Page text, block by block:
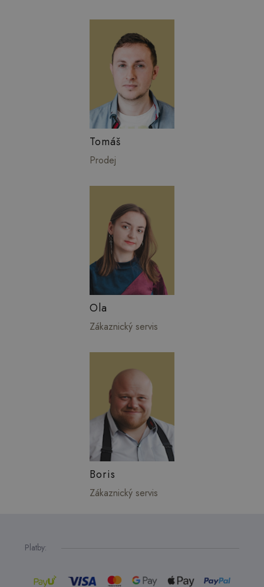
Tomáš
Prodej
Ola
Zákaznický servis
Boris
Zákaznický servis
Platby: